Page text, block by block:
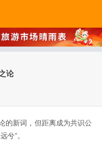
论
的新词，但距离成为共识公
兮”。